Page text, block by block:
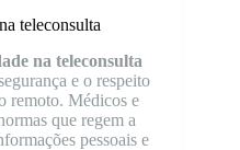
teleconsulta
na teleconsulta
e o respeito
remoto. Médicos e
que regem a
pessoais e